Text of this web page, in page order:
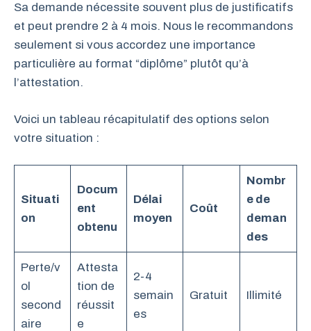
Sa demande nécessite souvent plus de justificatifs
et peut prendre 2 à 4 mois. Nous le recommandons
seulement si vous accordez une importance
particulière au format “diplôme” plutôt qu’à
l’attestation.
Voici un tableau récapitulatif des options selon
votre situation :
Situati
on
Docum
ent
obtenu
Délai
moyen
Coût
Nombr
e de
deman
des
Perte/v
ol
second
aire
Attesta
tion de
réussit
e
2-4
semain
es
Gratuit Illimité